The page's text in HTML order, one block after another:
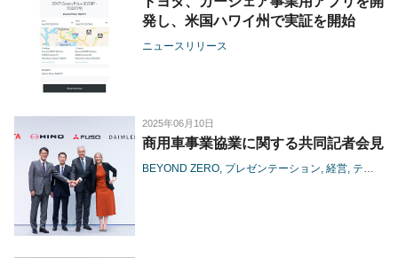
発し、米国ハワイ州で実証を開始
ニュースリリース
2025年06月10日
商用車事業協業に関する共同記者会見
BEYOND ZERO プレゼンテーション 経営 テクノロジー